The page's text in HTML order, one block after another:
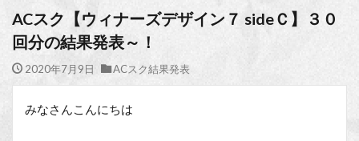
ACスク【ウィナーズデザイン７ sideＣ】３０
回分の結果発表～！
2020年7月9日 ACスク結果発表
みなさんこんにちは